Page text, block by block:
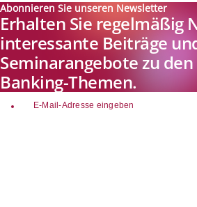
Abonnieren Sie unseren Newsletter
Erhalten Sie regelmäßig
interessante Beiträge
Seminarangebote zu
Banking-Themen.
email